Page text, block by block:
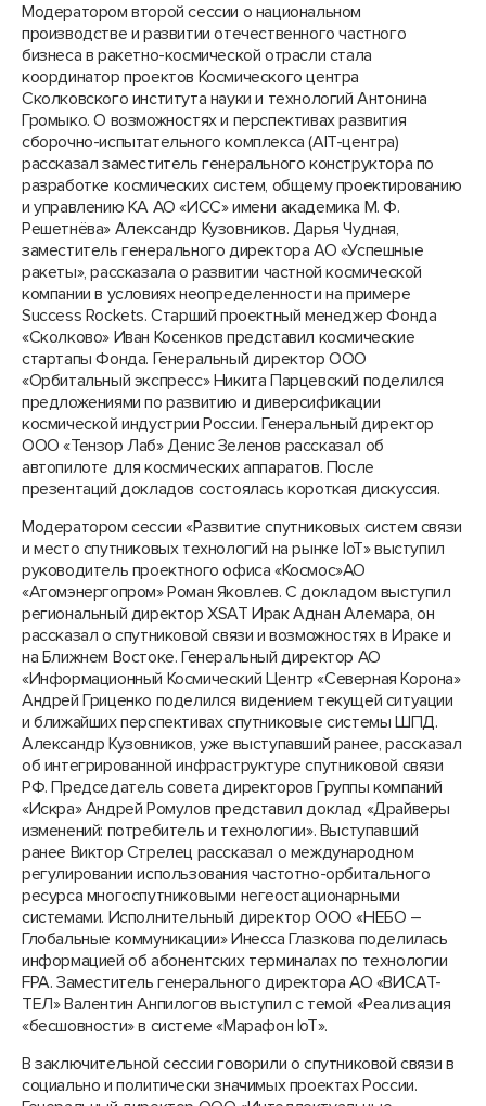
Модератором второй сессии о национальном
производстве и развитии отечественного частного
бизнеса в ракетно-космической отрасли стала
координатор проектов Космического центра
Сколковского института науки и технологий Антонина
Громыко. О возможностях и перспективах развития
сборочно-испытательного комплекса (AIT-центра)
рассказал заместитель генерального конструктора по
разработке космических систем, общему проектированию
и управлению КА АО «ИСС» имени академика М. Ф.
Решетнёва» Александр Кузовников. Дарья Чудная,
заместитель генерального директора АО «Успешные
ракеты», рассказала о развитии частной космической
компании в условиях неопределенности на примере
Success Rockets. Старший проектный менеджер Фонда
«Сколково» Иван Косенков представил космические
стартапы Фонда. Генеральный директор ООО
«Орбитальный экспресс» Никита Парцевский поделился
предложениями по развитию и диверсификации
космической индустрии России. Генеральный директор
ООО «Тензор Лаб» Денис Зеленов рассказал об
автопилоте для космических аппаратов. После
презентаций докладов состоялась короткая дискуссия.
Модератором сессии «Развитие спутниковых систем связи
и место спутниковых технологий на рынке IoT» выступил
руководитель проектного офиса «Космос»АО
«Атомэнергопром» Роман Яковлев. С докладом выступил
региональный директор XSAT Ирак Аднан Алемара, он
рассказал о спутниковой связи и возможностях в Ираке и
на Ближнем Востоке. Генеральный директор АО
«Информационный Космический Центр «Северная Корона»
Андрей Гриценко поделился видением текущей ситуации
и ближайших перспективах спутниковые системы ШПД.
Александр Кузовников, уже выступавший ранее, рассказал
об интегрированной инфраструктуре спутниковой связи
РФ. Председатель совета директоров Группы компаний
«Искра» Андрей Ромулов представил доклад «Драйверы
изменений: потребитель и технологии». Выступавший
ранее Виктор Стрелец рассказал о международном
регулировании использования частотно-орбитального
ресурса многоспутниковыми негеостационарными
системами. Исполнительный директор ООО «НЕБО –
Глобальные коммуникации» Инесса Глазкова поделилась
информацией об абонентских терминалах по технологии
FPA. Заместитель генерального директора АО «ВИСАТ-
ТЕЛ» Валентин Анпилогов выступил с темой «Реализация
«бесшовности» в системе «Марафон IoT».
В заключительной сессии говорили о спутниковой связи в
социально и политически значимых проектах России.